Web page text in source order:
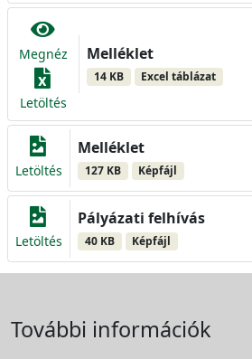
Megnéz
Letöltés
Melléklet
14 KB Excel táblázat
Letöltés
Melléklet
127 KB Képfájl
Letöltés
Pályázati felhívás
40 KB Képfájl
További információk